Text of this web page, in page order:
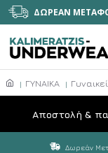
ΔΩΡΕΑΝ
ΓΥΝΑΙΚΑ
Aποστολή &
Δωρεάν